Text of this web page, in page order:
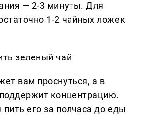
— 2-3 минуты. Для
1-2 чайных ложек
зеленый чай
вам проснуться, а в
концентрацию.
пить его за полчаса до еды